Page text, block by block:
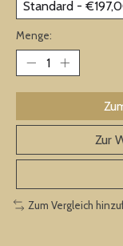
Menge:
Zur
Zum Vergleich